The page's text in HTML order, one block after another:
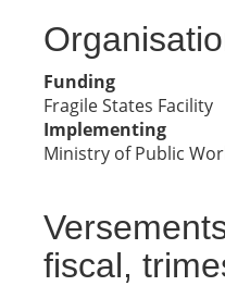
Funding
Fragile States Facility
Implementing
Ministry of Public
fiscal,